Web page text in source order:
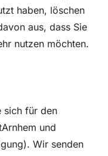
haben, löschen
aus, dass Sie
nutzen möchten.
sich für den
und
Wir senden